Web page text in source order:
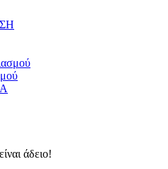
άδειο!